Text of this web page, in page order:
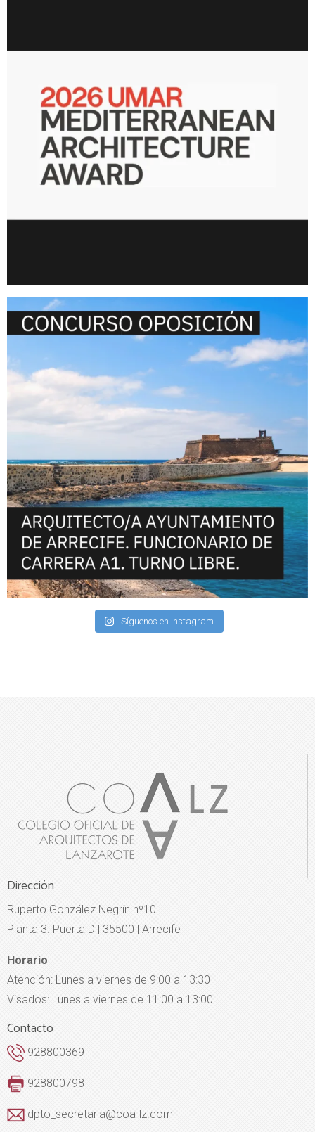
Síguenos en Instagram
Dirección
Ruperto González Negrín nº10
Planta 3. Puerta D | 35500 | Arrecife
Horario
Atención: Lunes a viernes de 9:00 a 13:30
Visados: Lunes a viernes de 11:00 a 13:00
Contacto
928800369
928800798
dpto_secretaria@coa-lz.com